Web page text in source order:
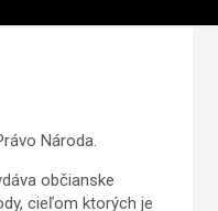
Národa.
občianske
cieľom ktorých je